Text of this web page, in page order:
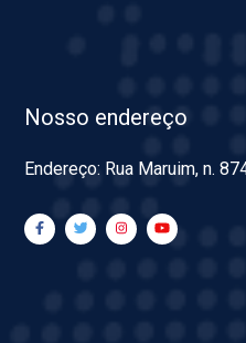
Nosso endereço
Endereço: Rua Maruim, n.